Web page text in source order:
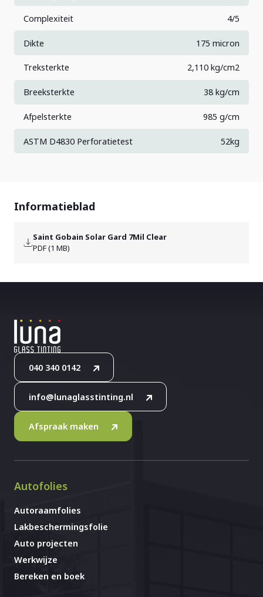
Complexiteit 4/5
Dikte 175 micron
Treksterkte 2,110 kg/cm2
Breeksterkte 38 kg/cm
Afpelsterkte 985 g/cm
ASTM D4830 Perforatietest 52kg
Informatieblad
Saint Gobain Solar Gard 7Mil Clear
PDF (1 MB)
040 340 0142
info@lunaglasstinting.nl
Afspraak maken
Autofolies
Autoraamfolies
Lakbeschermingsfolie
Auto projecten
Werkwijze
Bereken en boek